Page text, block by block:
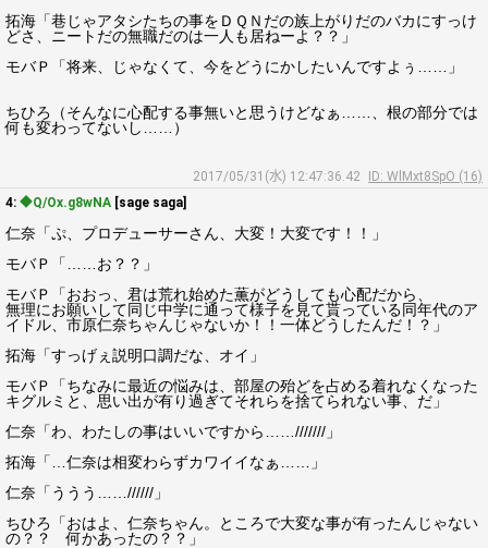
拓海「巷じゃアタシたちの事をＤＱＮだの族上がりだのバカにすっけ
どさ、ニートだの無職だのは一人も居ねーよ？？」
モバＰ「将来、じゃなくて、今をどうにかしたいんですよぅ……」
ちひろ（そんなに心配する事無いと思うけどなぁ……、根の部分では
何も変わってないし……）
2017/05/31(水) 12:47:36.42
ID: WlMxt8SpO (16)
4: ◆Q/Ox.g8wNA [sage saga]
仁奈「ぷ、プロデューサーさん、大変！大変です！！」
モバＰ「……お？？」
モバＰ「おおっ、君は荒れ始めた薫がどうしても心配だから、
無理にお願いして同じ中学に通って様子を見て貰っている同年代のア
イドル、市原仁奈ちゃんじゃないか！！一体どうしたんだ！？」
拓海「すっげぇ説明口調だな、オイ」
モバＰ「ちなみに最近の悩みは、部屋の殆どを占める着れなくなった
キグルミと、思い出が有り過ぎてそれらを捨てられない事、だ」
仁奈「わ、わたしの事はいいですから……///////」
拓海「…仁奈は相変わらずカワイイなぁ……」
仁奈「ううう……//////」
ちひろ「おはよ、仁奈ちゃん。ところで大変な事が有ったんじゃない
の？？ 何かあったの？？」